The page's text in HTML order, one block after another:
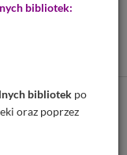
: (z
bibliotek:
bibliotek po
oraz poprzez